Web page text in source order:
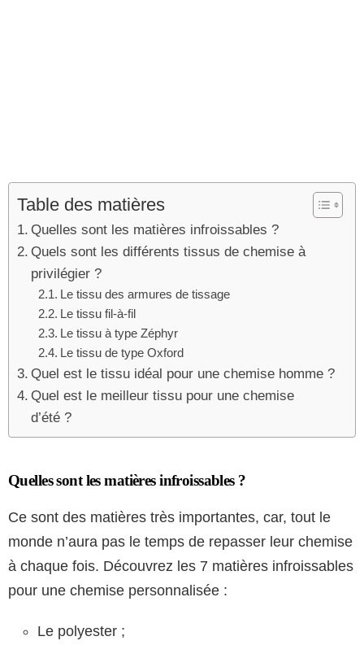
Table des matières
Quelles sont les matières infroissables ?
Quels sont les différents tissus de chemise à
privilégier ?
Le tissu des armures de tissage
Le tissu fil-à-fil
Le tissu à type Zéphyr
Le tissu de type Oxford
Quel est le tissu idéal pour une chemise homme ?
Quel est le meilleur tissu pour une chemise
d’été ?
Quelles sont les matières infroissables ?
Ce sont des matières très importantes, car, tout le
monde n’aura pas le temps de repasser leur chemise
à chaque fois. Découvrez les 7 matières infroissables
pour une chemise personnalisée :
Le polyester ;